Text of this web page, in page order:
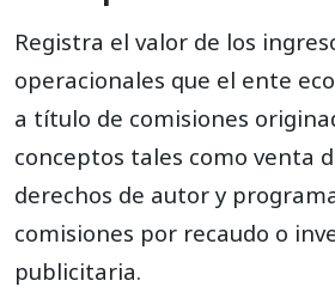
422545 Derechos de programación
422599 Ajustes por inflación
Registra el valor de los
operacionales que el ente
a título de comisiones
conceptos tales como venta
derechos de autor y
comisiones por recaudo o
publicitaria.